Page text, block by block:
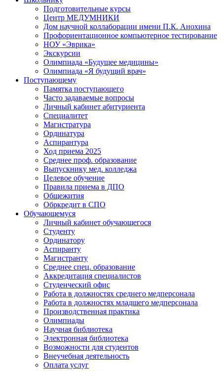
Подготовительные курсы
Центр МЕДУМНИКИ
Дом научной коллаборации имени П.К. Анохина
Профориентационное компьютерное тестирование
НОУ «Эврика»
Экскурсии
Олимпиада «Будущее медицины»
Олимпиада «Я будущий врач»
Поступающему
Памятка поступающего
Часто задаваемые вопросы
Личный кабинет абитуриента
Специалитет
Магистратура
Ординатура
Аспирантура
Ход приема 2025
Среднее проф. образование
Выпускнику мед. колледжа
Целевое обучение
Правила приема в ДПО
Общежития
Обркредит в СПО
Обучающемуся
Личный кабинет обучающегося
Студенту
Ординатору
Аспиранту
Магистранту
Среднее спец. образование
Аккредитация специалистов
Студенческий офис
Работа в должностях среднего медперсонала
Работа в должностях младшего медперсонала
Производственная практика
Олимпиады
Научная библиотека
Электронная библиотека
Возможности для студентов
Внеучебная деятельность
Оплата услуг